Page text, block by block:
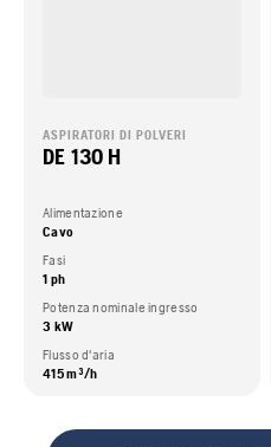
ASPIRATORI DI POLVERI
DE 130 H
Alimentazione
Cavo
Fasi
1 ph
Potenza nominale ingresso
3 kW
Flusso d'aria
415 m³/h